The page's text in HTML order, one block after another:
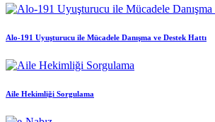
Alo-191 Uyuşturucu ile Mücadele Danışma ve Destek Hattı
Aile Hekimliği Sorgulama